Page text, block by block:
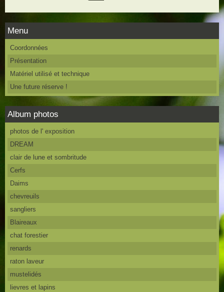
Menu
Coordonnées
Présentation
Matériel utilisé et technique
Une future réserve !
Album photos
photos de l' exposition
DREAM
clair de lune et sombritude
Cerfs
Daims
chevreuils
sangliers
Blaireaux
chat forestier
renards
raton laveur
mustelidés
lievres et lapins